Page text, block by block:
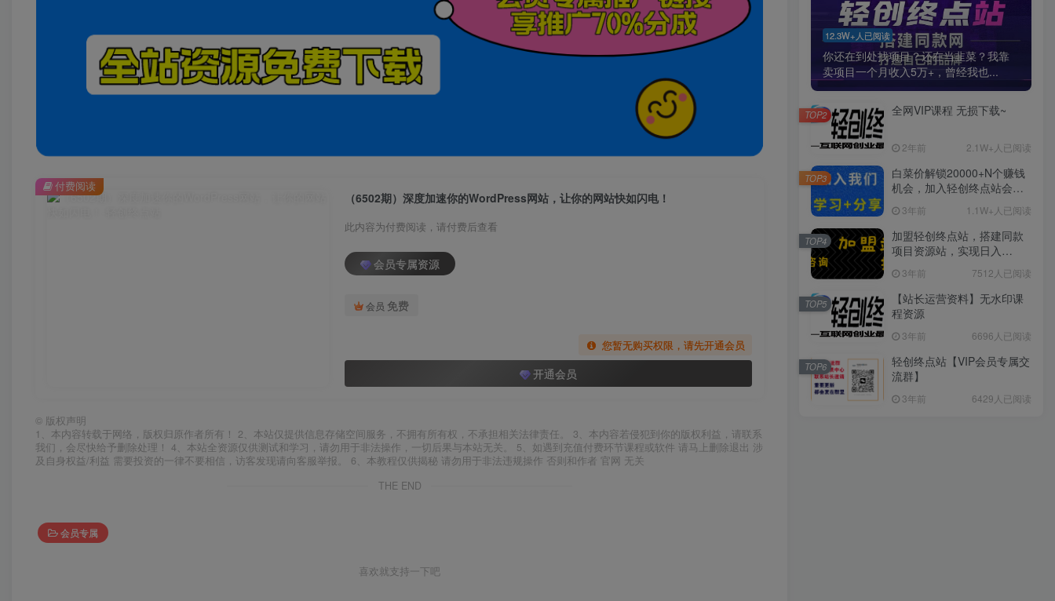
（6502期）深度加速你的WordPress网站，让你的网站快如闪电！
此内容为付费阅读，请付费后查看
会员专属资源
会员 免费
您暂无购买权限，请先开通会员
开通会员
付费阅读
© 版权声明
1、本内容转载于网络，版权归原作者所有！ 2、本站仅提供信息存储空间服务，不拥有所有权，不承担相关法律责任。 3、本内容若侵犯到你的版权利益，请联系
我们，会尽快给予删除处理！ 4、本站全资源仅供测试和学习，请勿用于非法操作，一切后果与本站无关。 5、如遇到充值付费环节课程或软件 请马上删除退出 涉
及自身权益/利益 需要投资的一律不要相信，访客发现请向客服举报。 6、本教程仅供揭秘 请勿用于非法违规操作 否则和作者 官网 无关
THE END
会员专属
喜欢就支持一下吧
12.3W+人已阅读
你还在到处找项目？还在当韭菜？我靠
卖项目一个月收入5万+，曾经我也...
全网VIP课程 无损下载~
2年前 2.1W+人已阅读
TOP2
白菜价解锁20000+N个赚钱
机会，加入轻创终点站会
3年前 1.1W+人已阅读
TOP3
加盟轻创终点站，搭建同款
项目资源站，实现日入
3年前 7512人已阅读
TOP4
【站长运营资料】无水印课
程资源
3年前 6696人已阅读
TOP5
轻创终点站【VIP会员专属交
流群】
3年前 6429人已阅读
TOP6